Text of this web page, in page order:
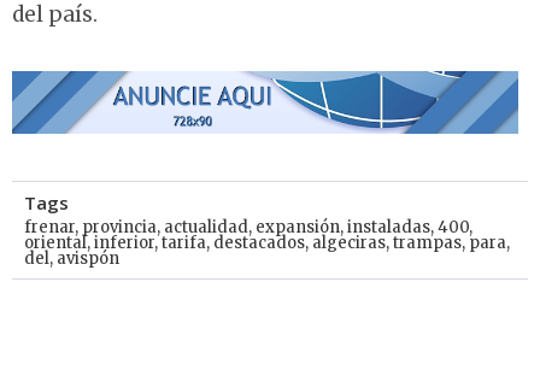
del país.
Tags
frenar, provincia, actualidad, expansión,instaladas,400,
oriental,inferior,tarifa, destacados, algeciras,trampas, para,
del, avispón